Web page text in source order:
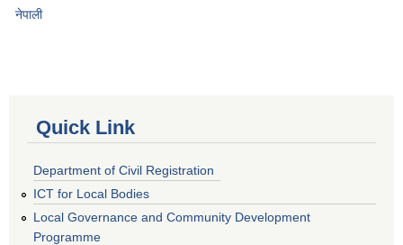
नेपाली
Quick Link
Department of Civil Registration
ICT for Local Bodies
Local Governance and Community Development
Programme